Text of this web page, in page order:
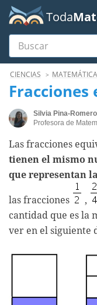
Toda
Buscar
MenúCIENCIAS
Fracciones
Silvia Pina-Romero
Profesora de
Las fracciones
tienen el mismo
que representan
las fracciones ,
cantidad que es la
ver en el siguiente